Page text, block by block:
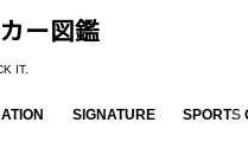
ー図鑑
IT.
SIGNATURE SPORTS